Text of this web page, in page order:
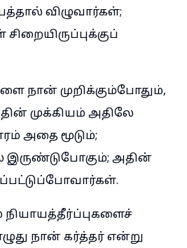
விழுவார்கள்;
நான் முறிக்கும்போதும்,
முக்கியம் அதிலே
அதை மூடும்;
இருண்டுபோகும்; அதின்
நியாயத்தீர்ப்புகளைச்
நான் கர்த்தர் என்று